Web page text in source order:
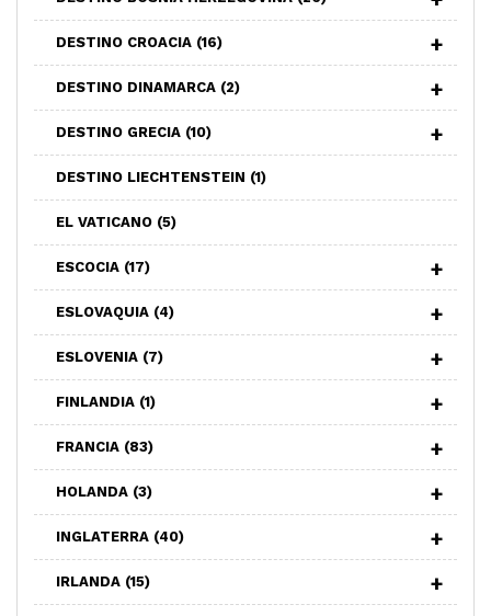
DESTINO CROACIA (16)
DESTINO DINAMARCA (2)
DESTINO GRECIA (10)
DESTINO LIECHTENSTEIN (1)
EL VATICANO (5)
ESCOCIA (17)
ESLOVAQUIA (4)
ESLOVENIA (7)
FINLANDIA (1)
FRANCIA (83)
HOLANDA (3)
INGLATERRA (40)
IRLANDA (15)